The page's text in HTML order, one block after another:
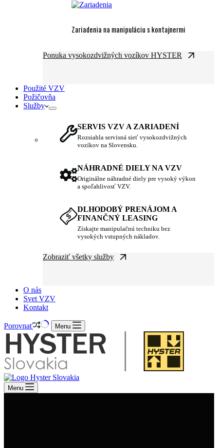
Zariadenia na manipuláciu s kontajnermi
Ponuka vysokozdvižných vozíkov HYSTER
Použité VZV
Požičovňa
Služby
SERVIS VZV A ZARIADENÍ
Rozsiahla servisná sieť vysokozdvižných
vozíkov na Slovensku.
NÁHRADNÉ DIELY NA VZV
Originálne náhradné diely pre vysoký výkon
a spoľahlivosť VZV.
DLHODOBÝ PRENÁJOM A
FINANČNÝ LEASING
Získajte manipulačnú techniku bez
vysokých vstupných nákladov.
Zobraziť všetky služby
O nás
Svet VZV
Kontakt
Porovnať Menu
Menu